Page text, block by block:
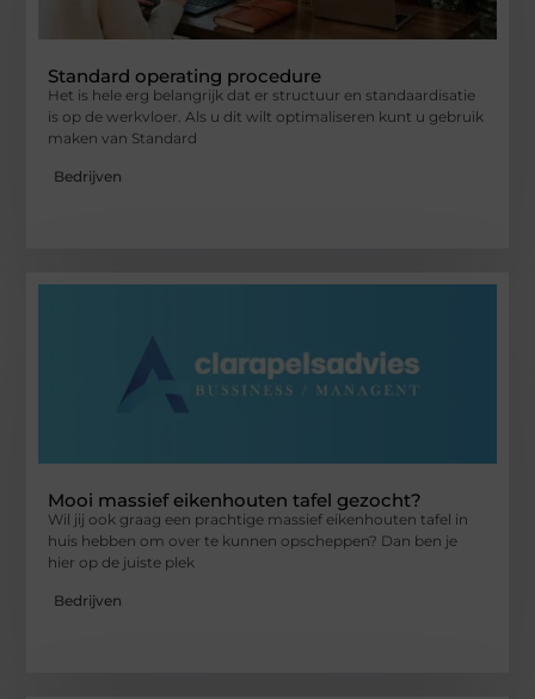
Standard operating procedure
Het is hele erg belangrijk dat er structuur en standaardisatie
is op de werkvloer. Als u dit wilt optimaliseren kunt u gebruik
maken van Standard
Bedrijven
Mooi massief eikenhouten tafel gezocht?
Wil jij ook graag een prachtige massief eikenhouten tafel in
huis hebben om over te kunnen opscheppen? Dan ben je
hier op de juiste plek
Bedrijven